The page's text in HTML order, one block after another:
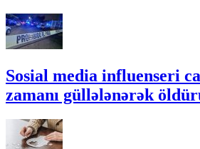
Sosial media influenseri
zamanı güllələnərək